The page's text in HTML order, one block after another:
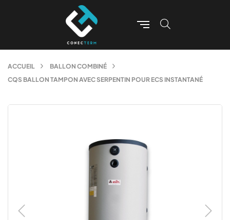
ACCUEIL
BALLON COMBINÉ
CQS BALLON TAMPON AVEC SERPENTIN POUR ECS INSTANTANÉ